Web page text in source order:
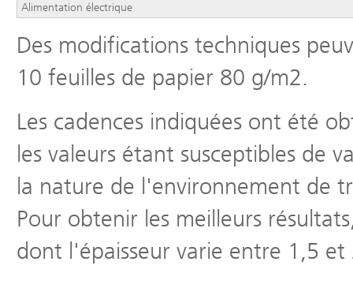
Alimentation électrique
Des modifications techniques
10 feuilles de papier 80 g/m2.
Les cadences indiquées ont été
les valeurs étant susceptibles de
la nature de l'environnement de
Pour obtenir les meilleurs
dont l'épaisseur varie entre 1,5